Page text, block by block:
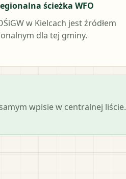
ścieżka WFO
w Kielcach jest źródłem
dla tej gminy.
wpisie w centralnej